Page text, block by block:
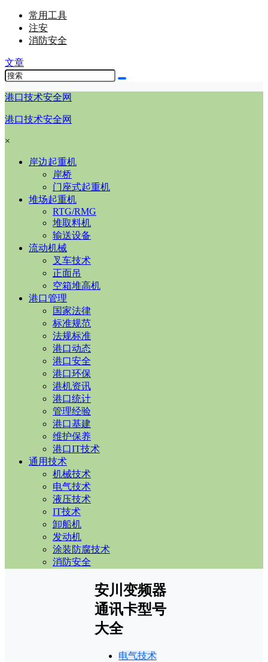
常用工具
注安
消防安全
文章
港口技术安全网
港口技术安全网
×
岸边起重机
岸桥
门座式起重机
堆场起重机
RTG/RMG
堆取料机
输送设备
流动机械
叉车技术
正面吊
空箱堆高机
港口管理
国家法律
标准规范
法规标准
港口动态
港口安全
港口环保
港机资讯
港口统计
管理经验
港口基建
维护保养
港口IT技术
通用技术
机械技术
电气技术
液压技术
IT技术
卸船机
发动机
涂装防腐技术
消防安全
安川变频器
通讯卡型号
大全
电气技术